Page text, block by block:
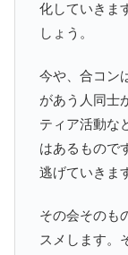
化していきま
しょう。
今や、合コン
があう人同士
ティア活動な
はあるもので
逃げていきま
その会そのも
スメします。